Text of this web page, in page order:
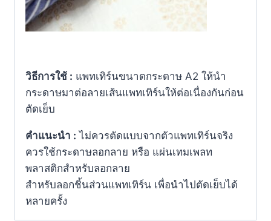
วิธีการใช้ : แพทเทิร์นขนาดกระดาษ A2 ให้นำ
กระดาษมาต่อลายเส้นแพทเทิร์นให้ต่อเนื่องกันก่อน
ตัดเย็บ
คำแนะนำ : ไม่ควรตัดแบบจากตัวแพทเทิร์นจริง
ควรใช้กระดาษลอกลาย หรือ แผ่นเทมเพลท
พลาสติกสำหรับลอกลาย
สำหรับลอกชิ้นส่วนแพทเทิร์น เพื่อนำไปตัดเย็บได้
หลายครั้ง